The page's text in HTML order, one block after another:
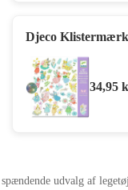
Djeco
34,95
udvalg af